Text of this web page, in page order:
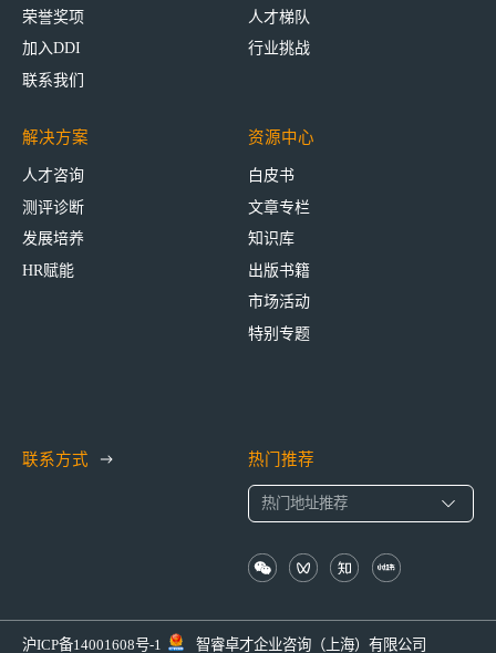
荣誉奖项
加入DDI
联系我们
人才梯队
行业挑战
解决方案
人才咨询
测评诊断
发展培养
HR赋能
资源中心
白皮书
文章专栏
知识库
出版书籍
市场活动
特别专题
联系方式 热门推荐
沪ICP备14001608号-1 智睿卓才企业咨询（上海）有限公司